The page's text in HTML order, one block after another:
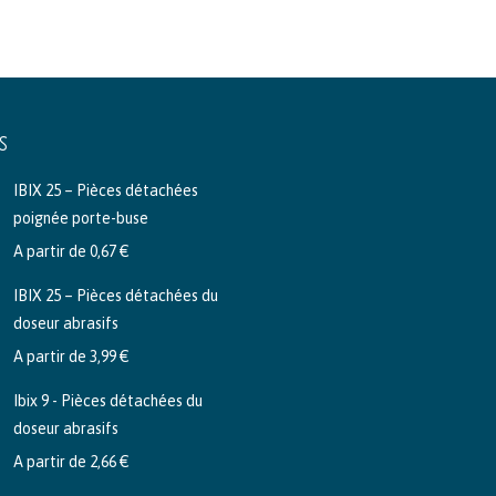
IBIX 25 – Pièces détachées
poignée porte-buse
A partir de 0,67€
IBIX 25 – Pièces détachées du
doseur abrasifs
A partir de 3,99€
Ibix 9 - Pièces détachées du
doseur abrasifs
A partir de 2,66€